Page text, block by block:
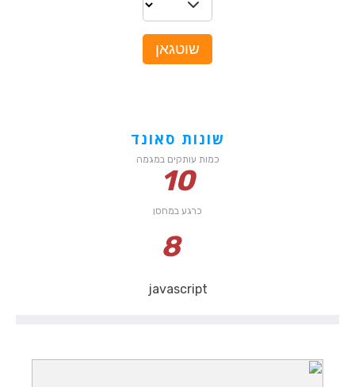
שוטגאן
שונות סאונד
כמות עותקים במגמה
10
כרגע במחסן
8
javascript